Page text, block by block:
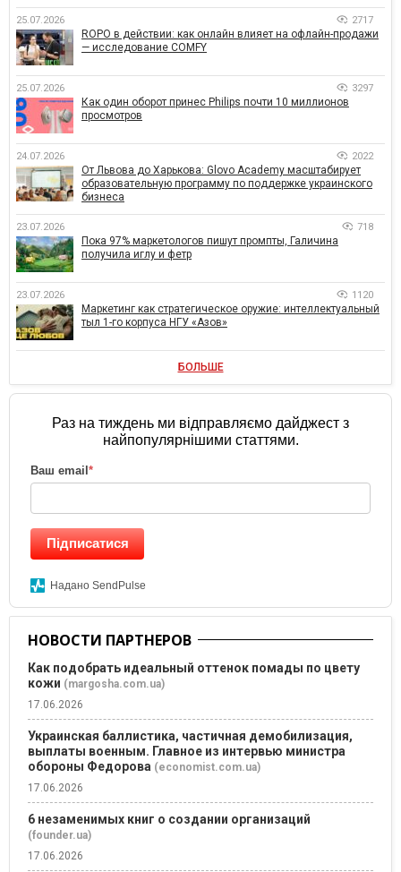
25.07.2026 2717
ROPO в действии: как онлайн влияет на офлайн-продажи
— исследование COMFY
25.07.2026 3297
Как один оборот принес Philips почти 10 миллионов
просмотров
24.07.2026 2022
От Львова до Харькова: Glovo Academy масштабирует
образовательную программу по поддержке украинского
бизнеса
23.07.2026 718
Пока 97% маркетологов пишут промпты, Галичина
получила иглу и фетр
23.07.2026 1120
Маркетинг как стратегическое оружие: интеллектуальный
тыл 1-го корпуса НГУ «Азов»
БОЛЬШЕ
Раз на тиждень ми відправляємо дайджест з
найпопулярнішими статтями.
Ваш email*
Підписатися
Надано SendPulse
НОВОСТИ ПАРТНЕРОВ
Как подобрать идеальный оттенок помады по цвету
кожи (margosha.com.ua)
17.06.2026
Украинская баллистика, частичная демобилизация,
выплаты военным. Главное из интервью министра
обороны Федорова (economist.com.ua)
17.06.2026
6 незаменимых книг о создании организаций
(founder.ua)
17.06.2026